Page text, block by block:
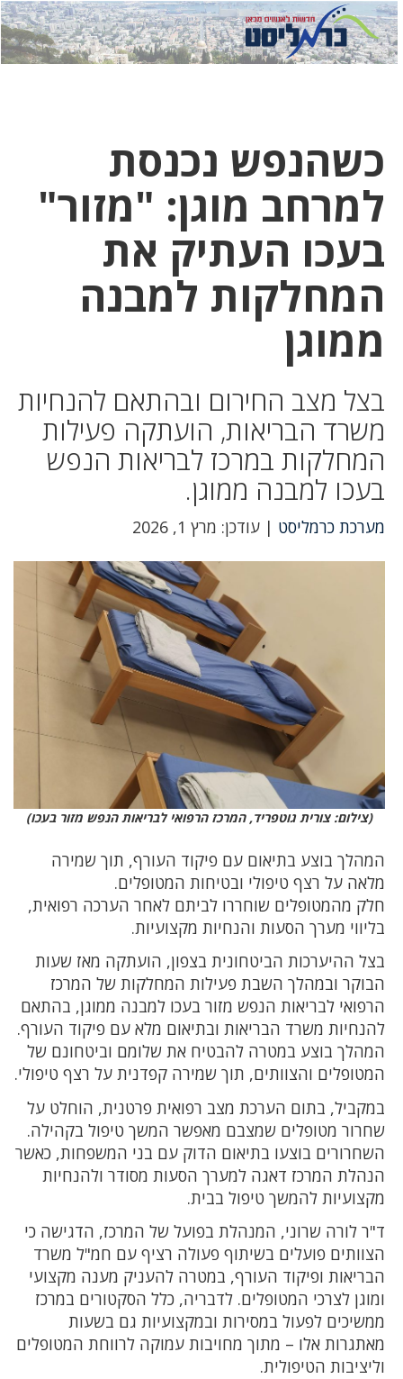
לחץ
כאן
לחץ
כדי
כשהנפש נכנסת
למרחב מוגן: "מזור"
בעכו העתיק את
המחלקות למבנה
ממוגן
בצל מצב החירום ובהתאם להנחיות
משרד הבריאות, הועתקה פעילות
המחלקות במרכז לבריאות הנפש
בעכו למבנה ממוגן.
מערכת כרמליסט | עודכן: מרץ 1, 2026
(צילום: צורית גוטפריד, המרכז הרפואי לבריאות הנפש מזור בעכו)
המהלך בוצע בתיאום עם פיקוד העורף, תוך שמירה
מלאה על רצף טיפולי ובטיחות המטופלים.
חלק מהמטופלים שוחררו לביתם לאחר הערכה רפואית,
בליווי מערך הסעות והנחיות מקצועיות.
בצל ההיערכות הביטחונית בצפון, הועתקה מאז שעות
הבוקר ובמהלך השבת פעילות המחלקות של המרכז
הרפואי לבריאות הנפש מזור בעכו למבנה ממוגן, בהתאם
להנחיות משרד הבריאות ובתיאום מלא עם פיקוד העורף.
המהלך בוצע במטרה להבטיח את שלומם וביטחונם של
המטופלים והצוותים, תוך שמירה קפדנית על רצף טיפולי.
במקביל, בתום הערכת מצב רפואית פרטנית, הוחלט על
שחרור מטופלים שמצבם מאפשר המשך טיפול בקהילה.
השחרורים בוצעו בתיאום הדוק עם בני המשפחות, כאשר
הנהלת המרכז דאגה למערך הסעות מסודר ולהנחיות
מקצועיות להמשך טיפול בבית.
ד"ר לורה שרוני, המנהלת בפועל של המרכז, הדגישה כי
הצוותים פועלים בשיתוף פעולה רציף עם חמ"ל משרד
הבריאות ופיקוד העורף, במטרה להעניק מענה מקצועי
ומוגן לצרכי המטופלים. לדבריה, כלל הסקטורים במרכז
ממשיכים לפעול במסירות ובמקצועיות גם בשעות
מאתגרות אלו – מתוך מחויבות עמוקה לרווחת המטופלים
וליציבות הטיפולית.